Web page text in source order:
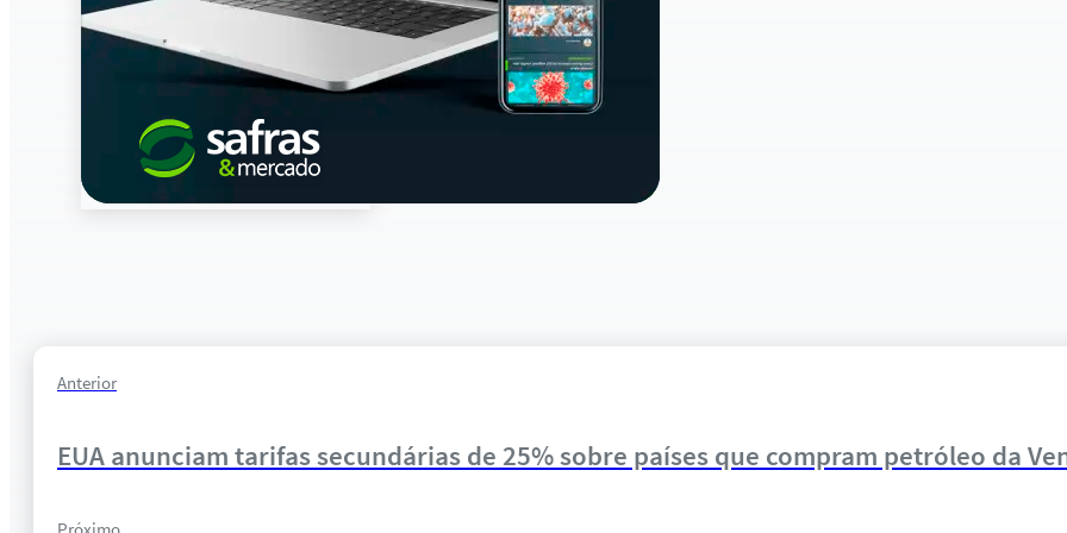
Anterior
EUA anunciam tarifas secundárias de 25% sobre países que compram petróleo da